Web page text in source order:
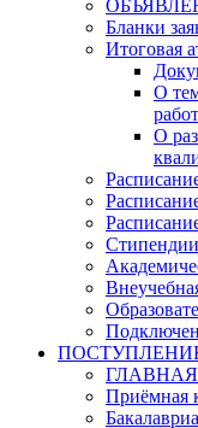
Бланки
Итоговая
О
О
ГЛАВНАЯ
Приёмная